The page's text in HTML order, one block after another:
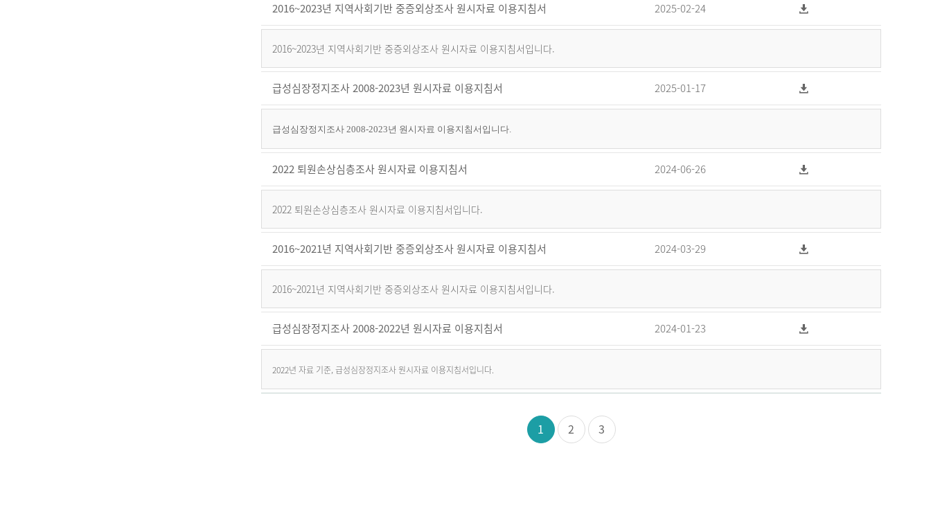
2016~2023년 지역사회기반 중증외상조사 원시자료 이용지침서 2025-02-24
2016~2023년 지역사회기반 중증외상조사 원시자료 이용지침서입니다.
급성심장정지조사 2008-2023년 원시자료 이용지침서 2025-01-17
급성심장정지조사 2008-2023년 원시자료 이용지침서입니다.
2022 퇴원손상심층조사 원시자료 이용지침서 2024-06-26
2022 퇴원손상심층조사 원시자료 이용지침서입니다.
2016~2021년 지역사회기반 중증외상조사 원시자료 이용지침서 2024-03-29
2016~2021년 지역사회기반 중증외상조사 원시자료 이용지침서입니다.
급성심장정지조사 2008-2022년 원시자료 이용지침서 2024-01-23
2022년 자료 기준, 급성심장정지조사 원시자료 이용지침서입니다.
1 2 3